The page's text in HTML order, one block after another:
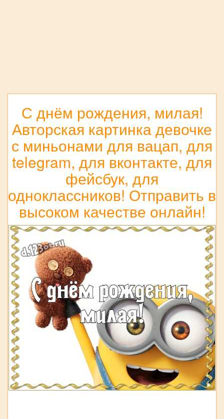
С днём рождения, милая!
Авторская картинка девочке
с миньонами для вацап, для
telegram, для вконтакте, для
фейсбук, для
одноклассников! Отправить в
высоком качестве онлайн!